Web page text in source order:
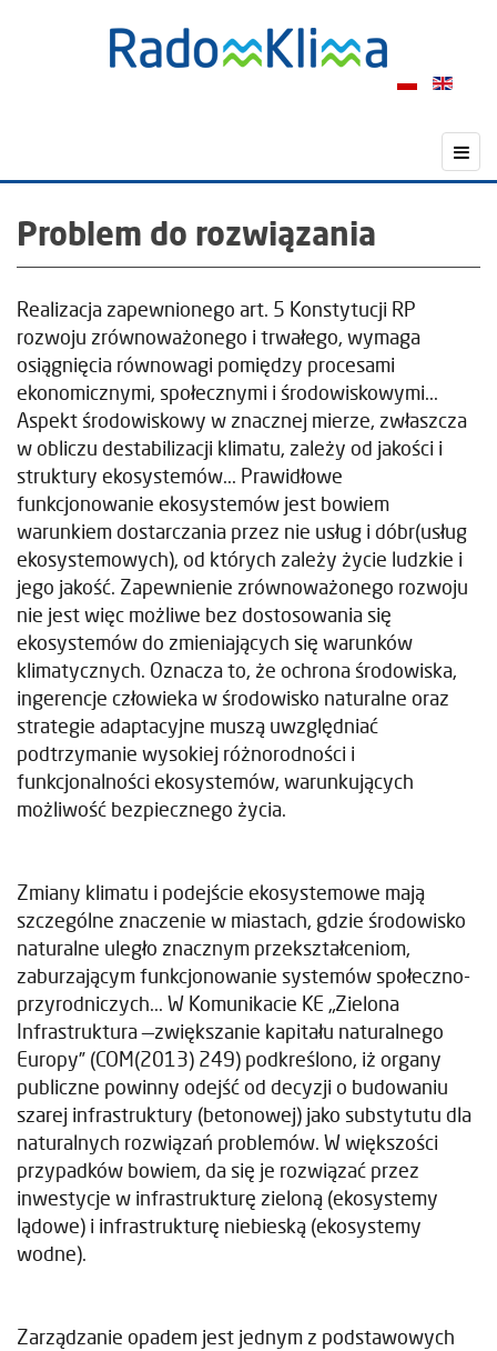
Problem do rozwiązania
Realizacja zapewnionego art. 5 Konstytucji RP
rozwoju zrównoważonego i trwałego, wymaga
osiągnięcia równowagi pomiędzy procesami
ekonomicznymi, społecznymi i środowiskowymi...
Aspekt środowiskowy w znacznej mierze, zwłaszcza
w obliczu destabilizacji klimatu, zależy od jakości i
struktury ekosystemów... Prawidłowe
funkcjonowanie ekosystemów jest bowiem
warunkiem dostarczania przez nie usług i dóbr(usług
ekosystemowych), od których zależy życie ludzkie i
jego jakość. Zapewnienie zrównoważonego rozwoju
nie jest więc możliwe bez dostosowania się
ekosystemów do zmieniających się warunków
klimatycznych. Oznacza to, że ochrona środowiska,
ingerencje człowieka w środowisko naturalne oraz
strategie adaptacyjne muszą uwzględniać
podtrzymanie wysokiej różnorodności i
funkcjonalności ekosystemów, warunkujących
możliwość bezpiecznego życia.
Zmiany klimatu i podejście ekosystemowe mają
szczególne znaczenie w miastach, gdzie środowisko
naturalne uległo znacznym przekształceniom,
zaburzającym funkcjonowanie systemów społeczno-
przyrodniczych... W Komunikacie KE „Zielona
Infrastruktura —zwiększanie kapitału naturalnego
Europy” (COM(2013) 249) podkreślono, iż organy
publiczne powinny odejść od decyzji o budowaniu
szarej infrastruktury (betonowej) jako substytutu dla
naturalnych rozwiązań problemów. W większości
przypadków bowiem, da się je rozwiązać przez
inwestycje w infrastrukturę zieloną (ekosystemy
lądowe) i infrastrukturę niebieską (ekosystemy
wodne).
Zarządzanie opadem jest jednym z podstawowych